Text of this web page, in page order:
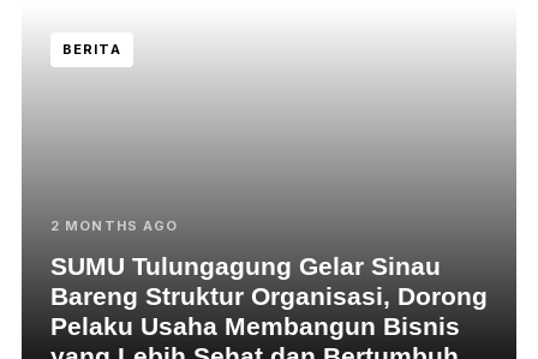
BERITA
2 MONTHS AGO
SUMU Tulungagung Gelar Sinau
Bareng Struktur Organisasi, Dorong
Pelaku Usaha Membangun Bisnis